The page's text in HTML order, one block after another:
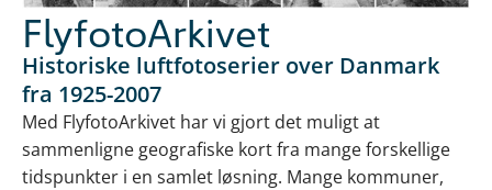
FlyfotoArkivet
Historiske luftfotoserier over Danmark
fra 1925-2007
Med FlyfotoArkivet har vi gjort det muligt at
sammenligne geografiske kort fra mange forskellige
tidspunkter i en samlet løsning. Mange kommuner,